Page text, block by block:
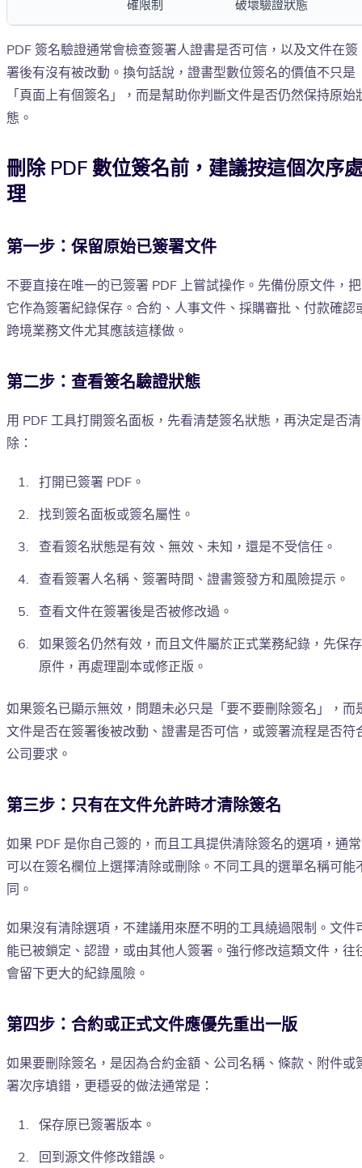
確限制 破壞驗證狀態
PDF 簽名驗證通常會檢查簽署人證書是否可信，以及文件在簽
署後有沒有被改動。換句話說，證書型數位簽名的價值不只是
「頁面上有個簽名」，而是幫助你判斷文件是否仍然保持原始
態。
刪除 PDF 數位簽名前，建議按這個次序
理
第一步：保留原始已簽署文件
不要直接在唯一的已簽署 PDF 上嘗試操作。先備份原文件，把
它作為簽署紀錄保存。合約、人事文件、採購審批、付款確認
跨境業務文件尤其應該這樣做。
第二步：查看簽名驗證狀態
用 PDF 工具打開簽名面板，先看清楚簽名狀態，再決定是否清
除：
打開已簽署 PDF。
找到簽名面板或簽名屬性。
查看簽名狀態是有效、無效、未知，還是不受信任。
查看簽署人名稱、簽署時間、證書簽發方和風險提示。
查看文件在簽署後是否被修改過。
如果簽名仍然有效，而且文件屬於正式業務紀錄，先保存
原件，再處理副本或修正版。
如果簽名已顯示無效，問題未必只是「要不要刪除簽名」，而
文件是否在簽署後被改動、證書是否可信，或簽署流程是否符
公司要求。
第三步：只有在文件允許時才清除簽名
如果 PDF 是你自己簽的，而且工具提供清除簽名的選項，通常
可以在簽名欄位上選擇清除或刪除。不同工具的選單名稱可能
同。
如果沒有清除選項，不建議用來歷不明的工具繞過限制。文件
能已被鎖定、認證，或由其他人簽署。強行修改這類文件，往
會留下更大的紀錄風險。
第四步：合約或正式文件應優先重出一版
如果要刪除簽名，是因為合約金額、公司名稱、條款、附件或
署次序填錯，更穩妥的做法通常是：
保存原已簽署版本。
回到源文件修改錯誤。